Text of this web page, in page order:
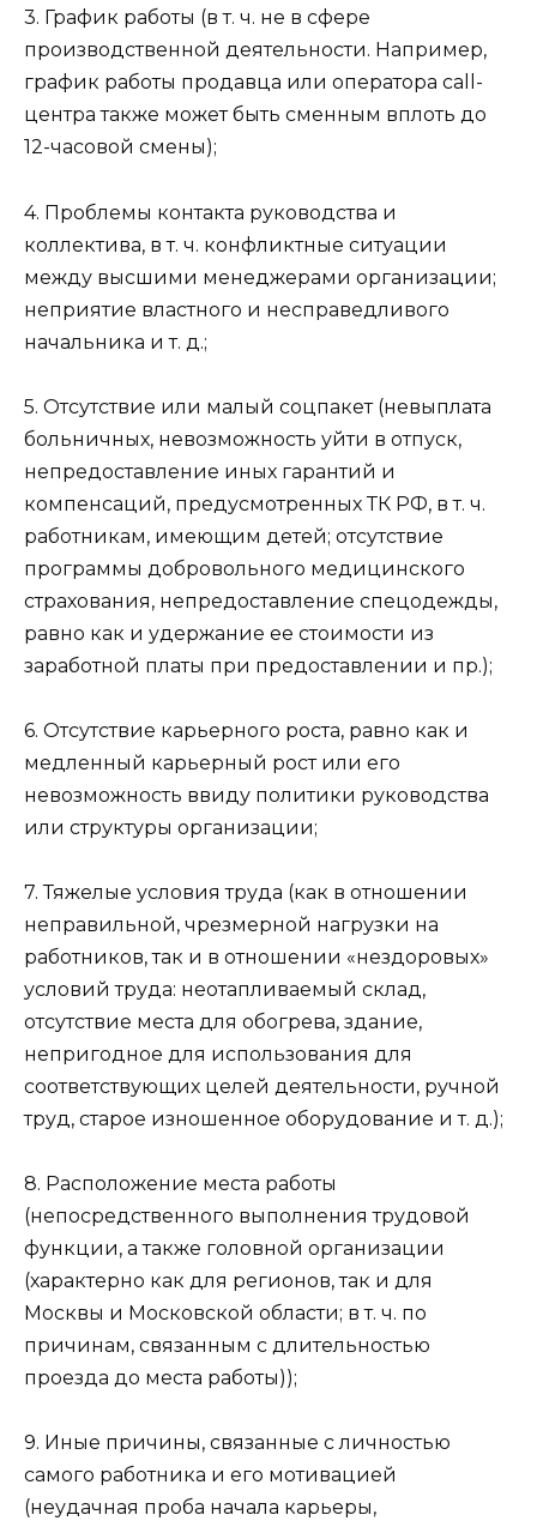
3. График работы (в т. ч. не в сфере
производственной деятельности. Например,
график работы продавца или оператора call-
центра также может быть сменным вплоть до
12-часовой смены);
4. Проблемы контакта руководства и
коллектива, в т. ч. конфликтные ситуации
между высшими менеджерами организации;
неприятие властного и несправедливого
начальника и т. д.;
5. Отсутствие или малый соцпакет (невыплата
больничных, невозможность уйти в отпуск,
непредоставление иных гарантий и
компенсаций, предусмотренных ТК РФ, в т. ч.
работникам, имеющим детей; отсутствие
программы добровольного медицинского
страхования, непредоставление спецодежды,
равно как и удержание ее стоимости из
заработной платы при предоставлении и пр.);
6. Отсутствие карьерного роста, равно как и
медленный карьерный рост или его
невозможность ввиду политики руководства
или структуры организации;
7. Тяжелые условия труда (как в отношении
неправильной, чрезмерной нагрузки на
работников, так и в отношении «нездоровых»
условий труда: неотапливаемый склад,
отсутствие места для обогрева, здание,
непригодное для использования для
соответствующих целей деятельности, ручной
труд, старое изношенное оборудование и т. д.);
8. Расположение места работы
(непосредственного выполнения трудовой
функции, а также головной организации
(характерно как для регионов, так и для
Москвы и Московской области; в т. ч. по
причинам, связанным с длительностью
проезда до места работы));
9. Иные причины, связанные с личностью
самого работника и его мотивацией
(неудачная проба начала карьеры,